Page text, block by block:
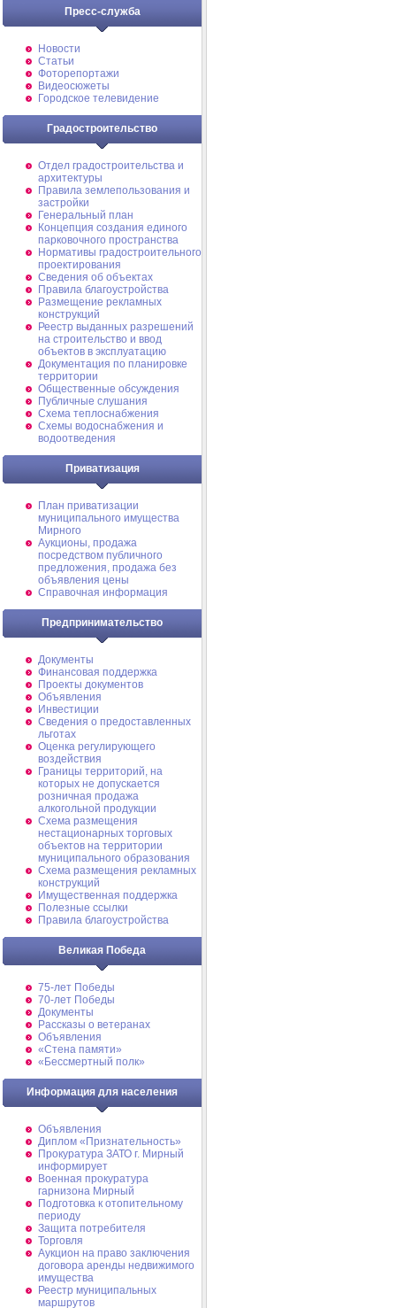
Пресс-служба
Новости
Статьи
Фоторепортажи
Видеосюжеты
Городское телевидение
Градостроительство
Отдел градостроительства и
архитектуры
Правила землепользования и
застройки
Генеральный план
Концепция создания единого
парковочного пространства
Нормативы градостроительного
проектирования
Сведения об объектах
Правила благоустройства
Размещение рекламных
конструкций
Реестр выданных разрешений
на строительство и ввод
объектов в эксплуатацию
Документация по планировке
территории
Общественные обсуждения
Публичные слушания
Схема теплоснабжения
Схемы водоснабжения и
водоотведения
Приватизация
План приватизации
муниципального имущества
Мирного
Аукционы, продажа
посредством публичного
предложения, продажа без
объявления цены
Справочная информация
Предпринимательство
Документы
Финансовая поддержка
Проекты документов
Объявления
Инвестиции
Сведения о предоставленных
льготах
Оценка регулирующего
воздействия
Границы территорий, на
которых не допускается
розничная продажа
алкогольной продукции
Схема размещения
нестационарных торговых
объектов на территории
муниципального образования
Схема размещения рекламных
конструкций
Имущественная поддержка
Полезные ссылки
Правила благоустройства
Великая Победа
75-лет Победы
70-лет Победы
Документы
Рассказы о ветеранах
Объявления
«Стена памяти»
«Бессмертный полк»
Информация для населения
Объявления
Диплом «Признательность»
Прокуратура ЗАТО г. Мирный
информирует
Военная прокуратура
гарнизона Мирный
Подготовка к отопительному
периоду
Защита потребителя
Торговля
Аукцион на право заключения
договора аренды недвижимого
имущества
Реестр муниципальных
маршрутов